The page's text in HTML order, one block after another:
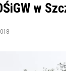
w